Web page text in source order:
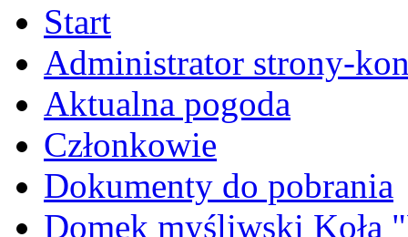
Start
Administrator strony-
Aktualna pogoda
Członkowie
Dokumenty do pobrania
Domek myśliwski Koła